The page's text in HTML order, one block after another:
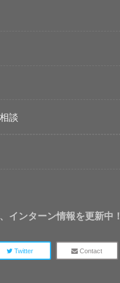
談
インターン情報を更新中！
Twitter Contact